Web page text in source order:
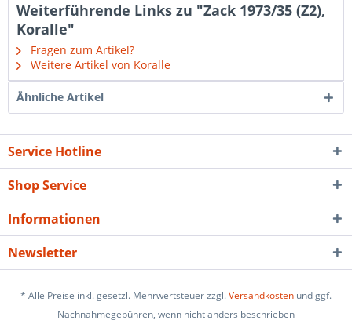
Weiterführende Links zu "Zack 1973/35 (Z2),
Koralle"
Fragen zum Artikel?
Weitere Artikel von Koralle
Ähnliche Artikel
Service Hotline
Shop Service
Informationen
Newsletter
* Alle Preise inkl. gesetzl. Mehrwertsteuer zzgl.Versandkosten und ggf.
Nachnahmegebühren, wenn nicht anders beschrieben